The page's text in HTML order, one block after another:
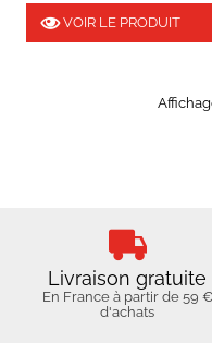
VOIR LE PRODUIT
Livraison gratuite
En France à partir de 59 €
d'achats